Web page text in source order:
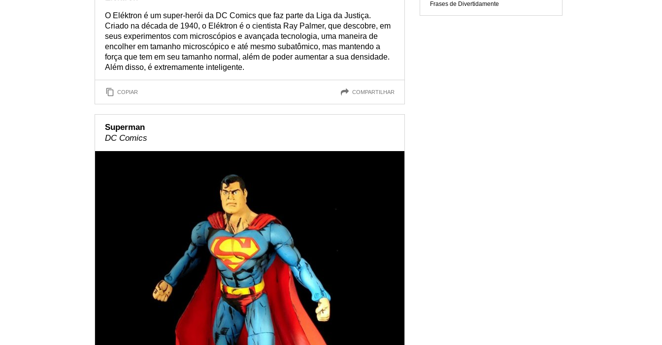
O Eléktron é um super-herói da DC Comics que faz parte da Liga da Justiça.
Criado na década de 1940, o Eléktron é o cientista Ray Palmer, que descobre, em
seus experimentos com microscópios e avançada tecnologia, uma maneira de
encolher em tamanho microscópico e até mesmo subatômico, mas mantendo a
força que tem em seu tamanho normal, além de poder aumentar a sua densidade.
Além disso, é extremamente inteligente.
COPIAR COMPARTILHAR
Superman
DC Comics
Frases de Divertidamente